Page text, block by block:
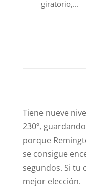
giratorio,...
Tiene nueve
230º,
porque
se consigue
segundos. Si tu
mejor elección.